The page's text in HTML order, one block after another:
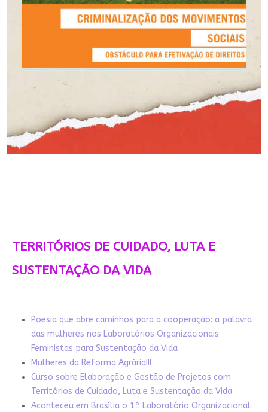
TERRITÓRIOS DE CUIDADO, LUTA E
SUSTENTAÇÃO DA VIDA
Poesia que abre caminhos para a cooperação: a palavra
das mulheres nos Laboratórios Organizacionais
Feministas para Sustentação da Vida
Mulheres da Reforma Agrária!!!
Curso sobre Elaboração e Gestão de Projetos com
Territórios de Cuidado, Luta e Sustentação da Vida
Aconteceu em Brasília o 1º Laboratório Organizacional